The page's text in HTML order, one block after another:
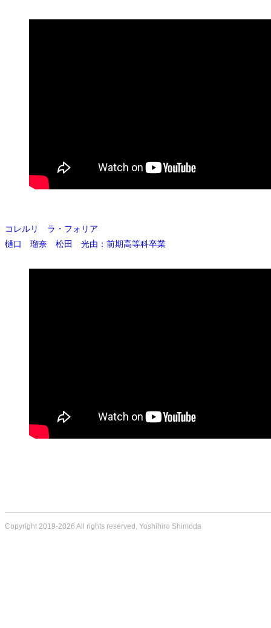
コレルリ ラ・フォリア
樋口 瑠奈 松田 光由：前期高等科卒業
Copyright 2019-2026 All rights reserved, Yoshihiro Shimoda